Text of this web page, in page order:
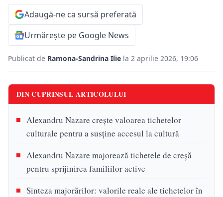
Adaugă-ne ca sursă preferată
Urmărește pe Google News
Publicat de Ramona-Sandrina Ilie la 2 aprilie 2026, 19:06
DIN CUPRINSUL ARTICOLULUI
Alexandru Nazare crește valoarea tichetelor
culturale pentru a susține accesul la cultură
Alexandru Nazare majorează tichetele de creșă
pentru sprijinirea familiilor active
Sinteza majorărilor: valorile reale ale tichetelor în